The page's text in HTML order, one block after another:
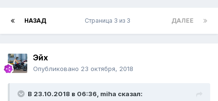
НАЗАД ДАЛЕЕ
Страница 3 из 3
Эйх
Опубликовано 23 октября, 2018
В 23.10.2018 в 06:36, miha сказал: